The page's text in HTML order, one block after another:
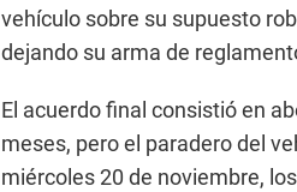
n
u
t
s
,
3
4
s
vehículo sobre su supuesto
dejando su arma de
El acuerdo final consistió en
meses, pero el paradero del
miércoles 20 de noviembre,